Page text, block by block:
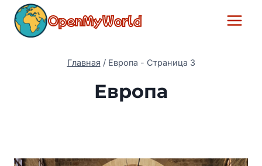
Перейти
содержимому
OpenMyWorld
Главная / Европа - Страница 3
Европа